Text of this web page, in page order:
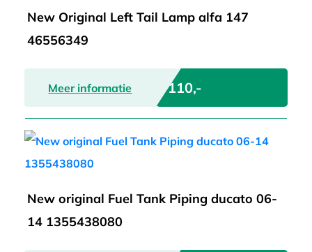
New Original Left Tail Lamp alfa 147
46556349
Meer informatie € 110,-
New original Fuel Tank Piping ducato 06-
14 1355438080